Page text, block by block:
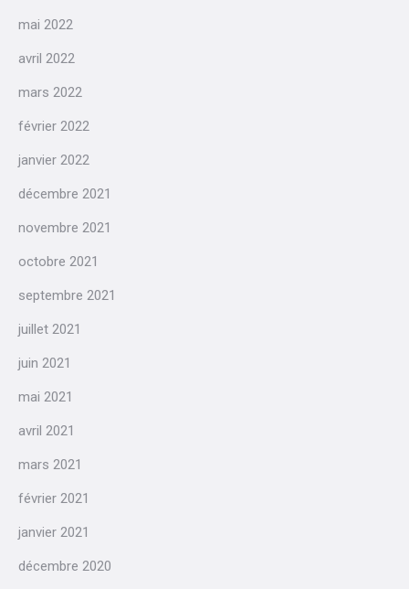
mai 2022
avril 2022
mars 2022
février 2022
janvier 2022
décembre 2021
novembre 2021
octobre 2021
septembre 2021
juillet 2021
juin 2021
mai 2021
avril 2021
mars 2021
février 2021
janvier 2021
décembre 2020